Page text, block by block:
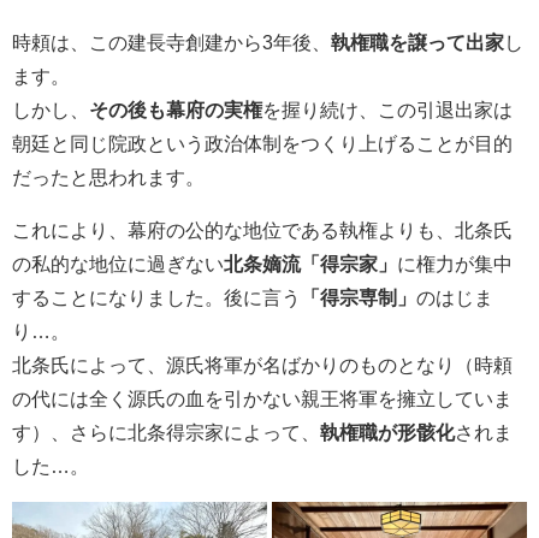
時頼は、この建長寺創建から3年後、 執権職を譲って出家し
ます。
しかし、 その後も幕府の実権を握り続け、この引退出家は
朝廷と同じ院政という政治体制をつくり上げることが目的
だったと思われます。
これにより、幕府の公的な地位である執権よりも、北条氏
の私的な地位に過ぎない北条嫡流「得宗家」 に権力が集中
することになりました。後に言う
「得宗専制」 のはじま
り…。
北条氏によって、源氏将軍が名ばかりのものとなり（時頼
の代には全く源氏の血を引かない親王将軍を擁立していま
す）、さらに北条得宗家によって、 執権職が形骸化されま
した…。